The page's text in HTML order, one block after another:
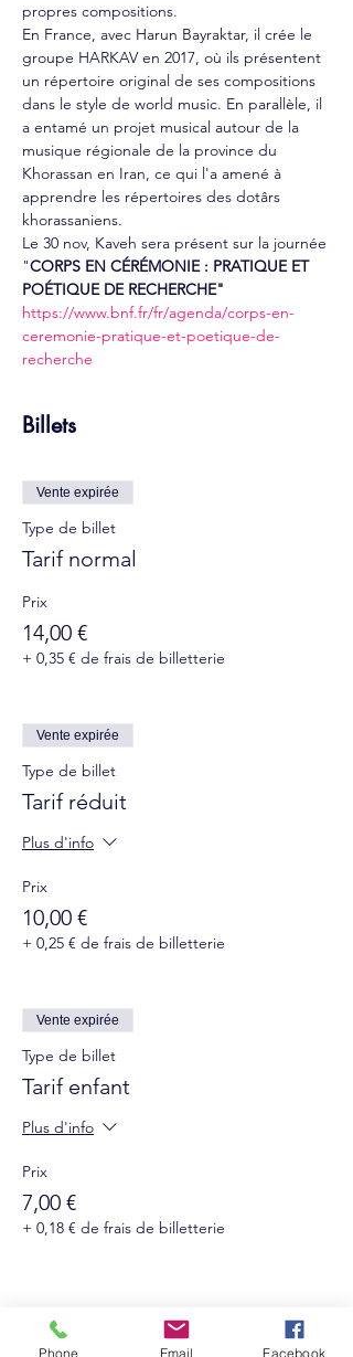
propres compositions.
En France, avec Harun Bayraktar, il crée le
groupe HARKAV en 2017, où ils présentent
un répertoire original de ses compositions
dans le style de world music. En parallèle, il
a entamé un projet musical autour de la
musique régionale de la province du
Khorassan en Iran, ce qui l'a amené à
apprendre les répertoires des dotârs
khorassaniens.
Le 30 nov, Kaveh sera présent sur la journée
"CORPS EN CÉRÉMONIE : PRATIQUE ET
POÉTIQUE DE RECHERCHE"
https://www.bnf.fr/fr/agenda/corps-en-
ceremonie-pratique-et-poetique-de-
recherche
Billets
Vente expirée
Type de billet
Tarif normal
Prix
14,00 €
+ 0,35 € de frais de billetterie
Vente expirée
Type de billet
Tarif réduit
Plus d'info
Prix
10,00 €
+ 0,25 € de frais de billetterie
Vente expirée
Type de billet
Tarif enfant
Plus d'info
Prix
7,00 €
+ 0,18 € de frais de billetterie
Phone Email Facebook